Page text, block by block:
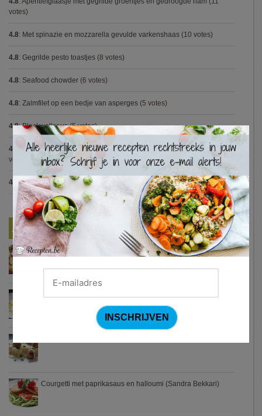
votes)
4.8: Met spinazie en mozzarella gevulde varkenshaas (10 votes)
4.8: Gegrilde pesto toastjes (8 votes)
4.8: Seafood chowder (6 votes)
4.8: Zalmfilet op een bedje van asperges (5 votes)
4.8:Blackwellsaus(5 votes)
4.7 Varkenshaasje met jagersaus en kroketten (Jeroen Meus)
(15
votes)
4.7:Gestoofde kip met dragon
Nieuwste Recepten
Turkse pizza met halloumi en courgette
Courgetti met paprikasaus en halloumi (Sandra Bekkari)
×